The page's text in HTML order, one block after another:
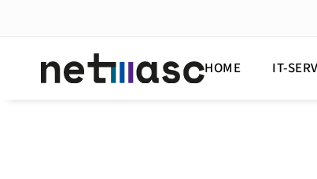
HOME IT-